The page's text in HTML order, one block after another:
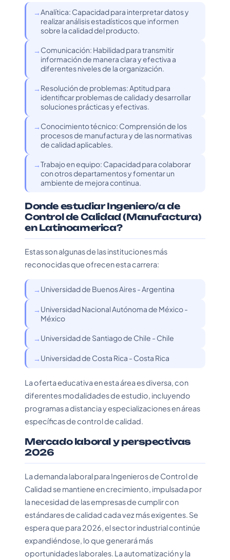
Analítica: Capacidad para interpretar datos y
realizar análisis estadísticos que informen
sobre la calidad del producto.
Comunicación: Habilidad para transmitir
información de manera clara y efectiva a
diferentes niveles de la organización.
Resolución de problemas: Aptitud para
identificar problemas de calidad y desarrollar
soluciones prácticas y efectivas.
Conocimiento técnico: Comprensión de los
procesos de manufactura y de las normativas
de calidad aplicables.
Trabajo en equipo: Capacidad para colaborar
con otros departamentos y fomentar un
ambiente de mejora continua.
Donde estudiar Ingeniero/a de
Control de Calidad (Manufactura)
en Latinoamerica?
Estas son algunas de las instituciones más
reconocidas que ofrecen esta carrera:
Universidad de Buenos Aires - Argentina
Universidad Nacional Autónoma de México -
México
Universidad de Santiago de Chile - Chile
Universidad de Costa Rica - Costa Rica
La oferta educativa en esta área es diversa, con
diferentes modalidades de estudio, incluyendo
programas a distancia y especializaciones en áreas
específicas de control de calidad.
Mercado laboral y perspectivas
2026
La demanda laboral para Ingenieros de Control de
Calidad se mantiene en crecimiento, impulsada por
la necesidad de las empresas de cumplir con
estándares de calidad cada vez más exigentes. Se
espera que para 2026, el sector industrial continúe
expandiéndose, lo que generará más
oportunidades laborales. La automatización y la